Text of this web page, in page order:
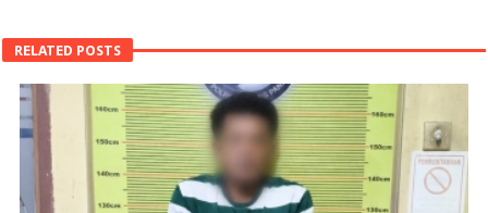
RELATED POSTS